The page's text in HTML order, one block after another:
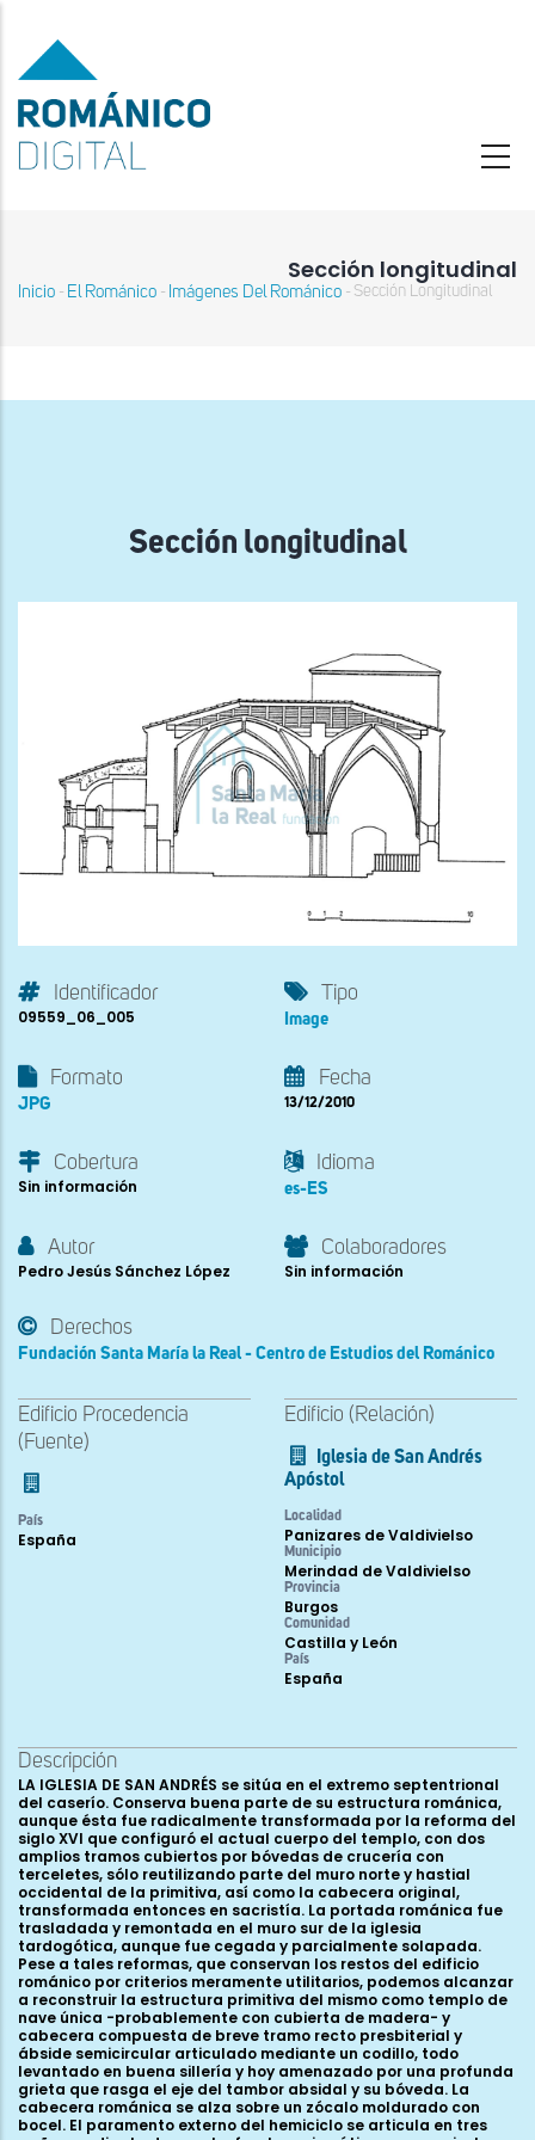
contenido
principal
Sección longitudinal
Sobrescribir
navegación
Inicio - El Románico - Imágenes Del Románico - Sección Longitudinal
Sección longitudinal
Identificador
09559_06_005
Tipo
Image
Formato
JPG
Fecha
13/12/2010
Cobertura
Sin información
Idioma
es-ES
Autor
Pedro Jesús Sánchez López
Colaboradores
Sin información
Derechos
Fundación Santa María la Real - Centro de Estudios del Románico
Edificio Procedencia
(Fuente)
País
España
Edificio (Relación)
Iglesia de San Andrés
Apóstol
Localidad
Panizares de Valdivielso
Municipio
Merindad de Valdivielso
Provincia
Burgos
Comunidad
Castilla y León
País
España
Descripción
LA IGLESIA DE SAN ANDRÉS se sitúa en el extremo septentrional
del caserío. Conserva buena parte de su estructura románica,
aunque ésta fue radicalmente transformada por la reforma del
siglo XVI que configuró el actual cuerpo del templo, con dos
amplios tramos cubiertos por bóvedas de crucería con
terceletes, sólo reutilizando parte del muro norte y hastial
occidental de la primitiva, así como la cabecera original,
transformada entonces en sacristía. La portada románica fue
trasladada y remontada en el muro sur de la iglesia
tardogótica, aunque fue cegada y parcialmente solapada.
Pese a tales reformas, que conservan los restos del edificio
románico por criterios meramente utilitarios, podemos alcanzar
a reconstruir la estructura primitiva del mismo como templo de
nave única -probablemente con cubierta de madera- y
cabecera compuesta de breve tramo recto presbiterial y
ábside semicircular articulado mediante un codillo, todo
levantado en buena sillería y hoy amenazado por una profunda
grieta que rasga el eje del tambor absidal y su bóveda. La
cabecera románica se alza sobre un zócalo moldurado con
bocel. El paramento externo del hemiciclo se articula en tres